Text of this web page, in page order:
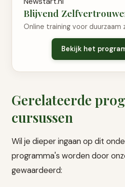
Blijvend
Online training voor duurzaam
Bekijk het
Gerelateerde
cursussen
Wil je dieper ingaan op dit
programma's worden door
gewaardeerd: